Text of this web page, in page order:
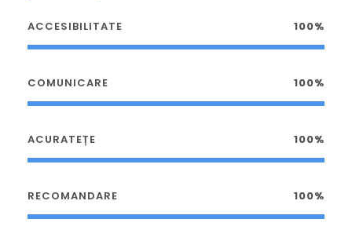
ACCESIBILITATE 100%
COMUNICARE 100%
ACURATEȚE 100%
RECOMANDARE 100%